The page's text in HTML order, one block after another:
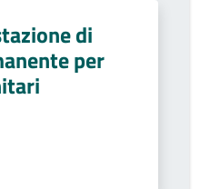
di
per